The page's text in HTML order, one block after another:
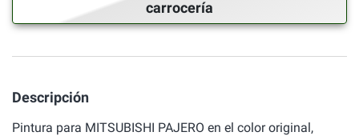
carrocería
Descripción
Pintura para MITSUBISHI PAJERO en el color original,